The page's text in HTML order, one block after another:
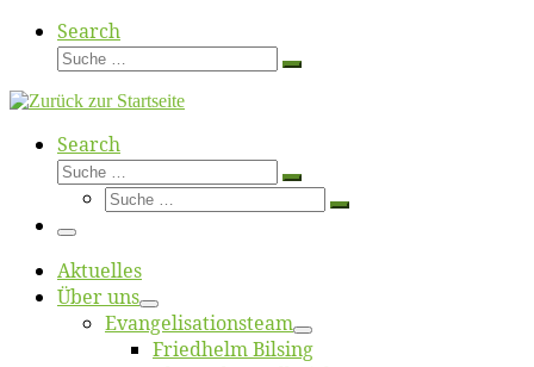
Search
Suche
Suche
Search
Suche
Suche
Suche
Suche
Menü
Ak­tu­el­les
Über uns
Evangelisa­tions­team
Fried­helm Bilsing